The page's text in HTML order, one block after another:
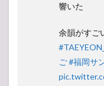
響いた
余韻がすご
ご#福岡サ